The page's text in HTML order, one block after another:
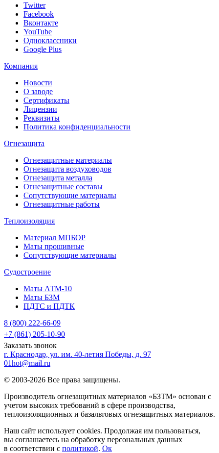
Twitter
Facebook
Вконтакте
YouTube
Одноклассники
Google Plus
Компания
Новости
О заводе
Сертификаты
Лицензии
Реквизиты
Политика конфиденциальности
Огнезащита
Огнезащитные материалы
Огнезащита воздуховодов
Огнезащита металлa
Огнезащитные составы
Сопутствующие материалы
Огнезащитные работы
Теплоизоляция
Материал МПБОР
Маты прошивные
Сопутствующие материалы
Судостроение
Маты АТМ-10
Маты БЗМ
ПДТС и ПДТК
8 (800) 222-66-09
+7 (861) 205-10-90
Заказать звонок
г. Краснодар, ул. им. 40-летия Победы, д. 97
01hot@mail.ru
© 2003-2026 Все права защищены.
Производитель огнезащитных материалов «БЗТМ» основан с
учетом высоких требований в сфере производства,
теплоизоляционных и базальтовых огнезащитных материалов.
Наш сайт использует cookies. Продолжая им пользоваться,
вы соглашаетесь на обработку персональных данных
в соответствии с политикой. Ок